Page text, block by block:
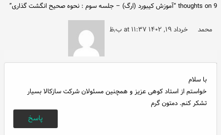
9 thoughts on “ آموزش کیبورد (ارگ) – جلسه سوم : نحوه صحیح انگشت گذاری”
محمد خرداد ۱۹, ۱۴۰۲ at ۱۱:۳۷ ب٫ظ
با سلام
خواستم از استاد کوهی عزیز و همچنین مسئولان شرکت سازکالا بسیار
تشکر کنم. دمتون گرم
پاسخ